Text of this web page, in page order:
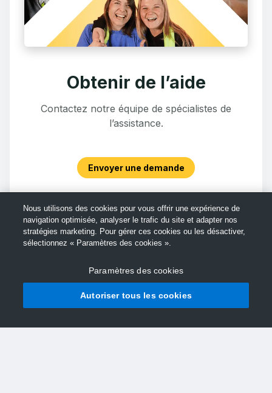
Obtenir de l’aide
Contactez notre équipe de spécialistes de
l’assistance.
Envoyer une demande
Nous utilisons des cookies pour vous offrir une expérience de
navigation optimisée, analyser le trafic du site et adapter nos
stratégies marketing. Pour gérer ces cookies ou les désactiver,
sélectionnez « Paramètres des cookies ».
Paramètres des cookies
Autoriser tous les cookies